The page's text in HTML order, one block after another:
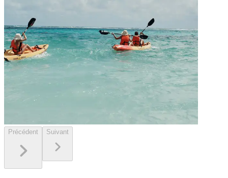
Précédent Suivant